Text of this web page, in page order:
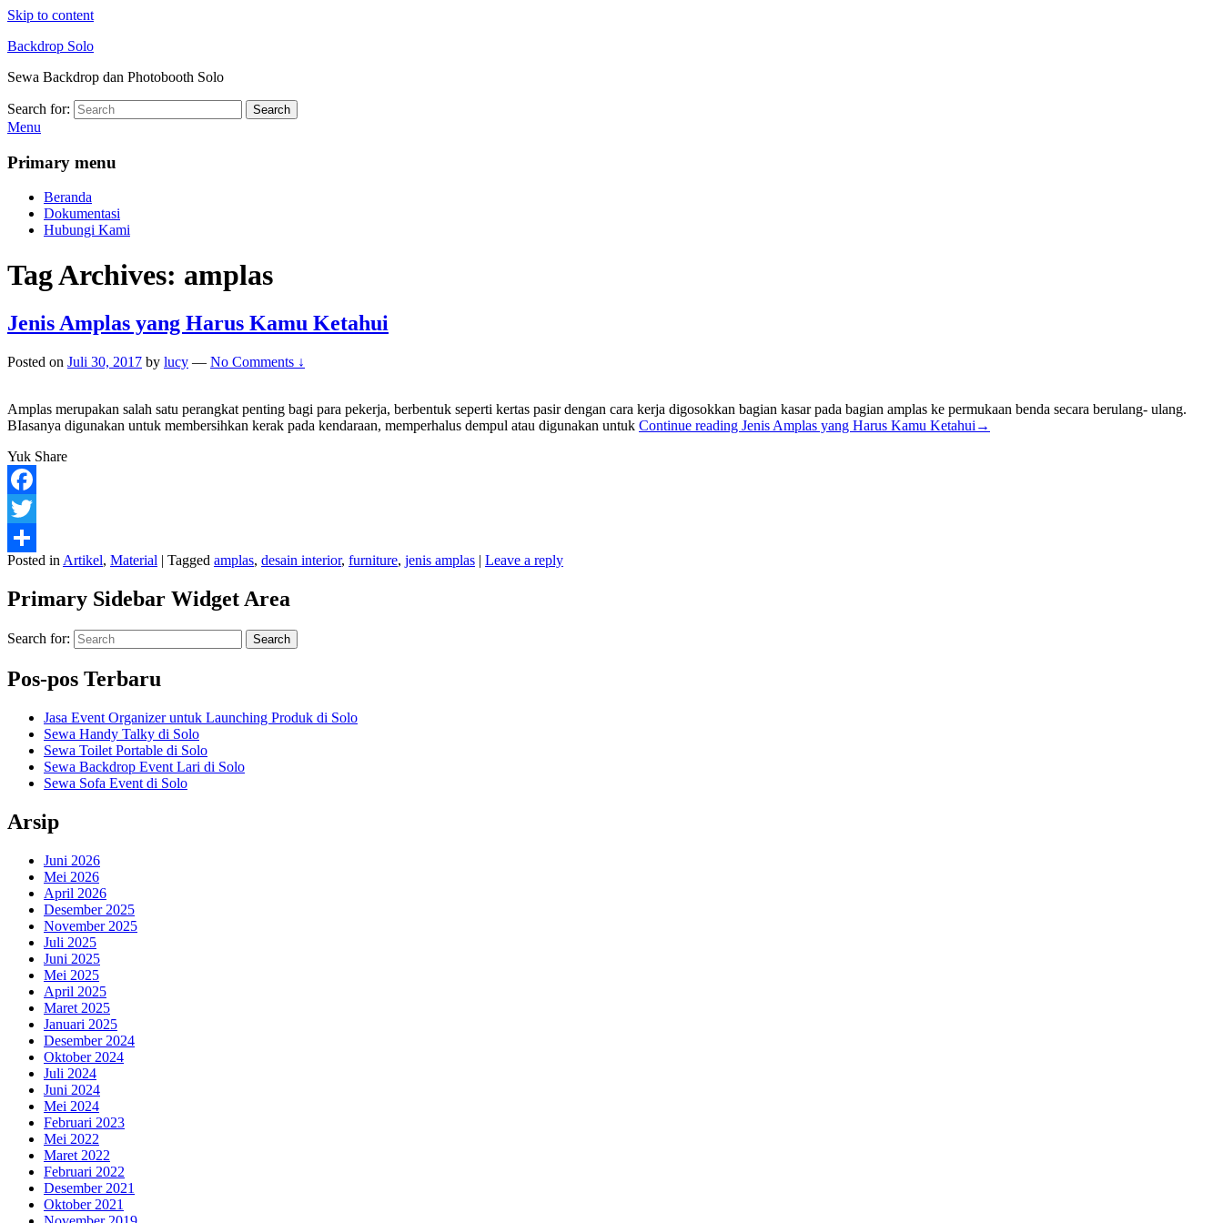
Skip to content
Backdrop Solo
Sewa Backdrop dan Photobooth Solo
Search for: Search
Menu
Primary menu
Beranda
Dokumentasi
Hubungi Kami
Tag Archives: amplas
Jenis Amplas yang Harus Kamu Ketahui
Posted on Juli 30, 2017 by lucy — No Comments ↓
Amplas merupakan salah satu perangkat penting bagi para pekerja, berbentuk seperti kertas pasir dengan cara kerja digosokkan bagian kasar pada bagian amplas ke permukaan benda secara berulang- ulang.
BIasanya digunakan untuk membersihkan kerak pada kendaraan, memperhalus dempul atau digunakan untuk Continue reading Jenis Amplas yang Harus Kamu Ketahui →
Yuk Share
Facebook
Twitter
Share
Posted in Artikel, Material | Tagged amplas, desain interior, furniture, jenis amplas | Leave a reply
Primary Sidebar Widget Area
Search for: Search
Pos-pos Terbaru
Jasa Event Organizer untuk Launching Produk di Solo
Sewa Handy Talky di Solo
Sewa Toilet Portable di Solo
Sewa Backdrop Event Lari di Solo
Sewa Sofa Event di Solo
Arsip
Juni 2026
Mei 2026
April 2026
Desember 2025
November 2025
Juli 2025
Juni 2025
Mei 2025
April 2025
Maret 2025
Januari 2025
Desember 2024
Oktober 2024
Juli 2024
Juni 2024
Mei 2024
Februari 2023
Mei 2022
Maret 2022
Februari 2022
Desember 2021
Oktober 2021